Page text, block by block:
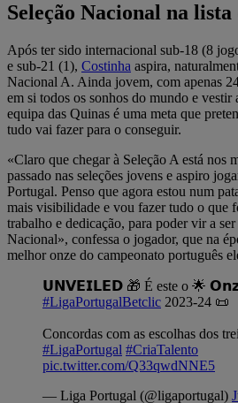
Seleção Nacional na lista
Após ter sido internacional sub-18 (8
e sub-21 (1), Costinha aspira,
Nacional A. Ainda jovem, com apenas
em si todos os sonhos do mundo e vestir
equipa das Quinas é uma meta que
tudo vai fazer para o conseguir.
«Claro que chegar à Seleção A está nos
passado nas seleções jovens e aspiro
Portugal. Penso que agora estou num
mais visibilidade e vou fazer tudo o que
trabalho e dedicação, para poder vir a
Nacional», confessa o jogador, que na
melhor onze do campeonato português
𝗨𝗡𝗩𝗘𝗜𝗟𝗘𝗗 🎁 É este o 🌟
#LigaPortugalBetclic 2023-24 📜
Concordas com as escolhas dos
#LigaPortugal #CriaTalento
pic.twitter.com/Q33qwdNNE5
— Liga Portugal (@ligaportugal)